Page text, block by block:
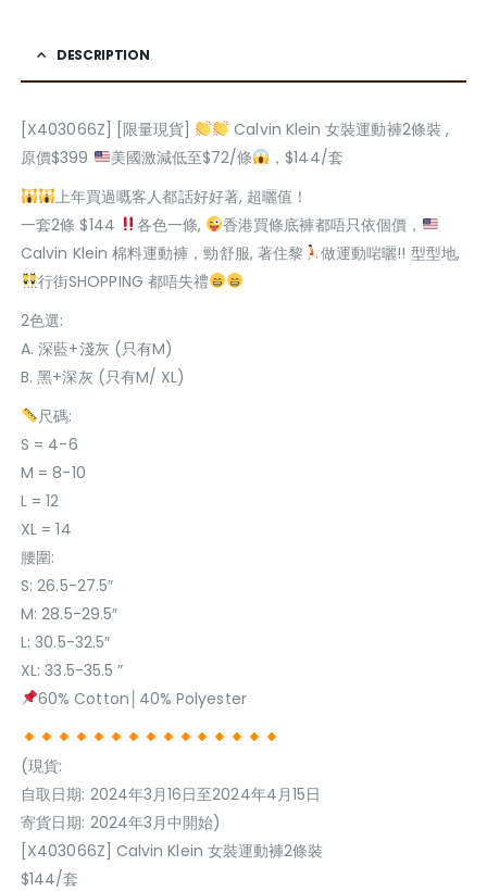
DESCRIPTION
[X403066Z] [限量現貨]
Calvin Klein 女裝運動褲2條裝 ,
原價$399
美國激減低至$72/條
，$144/套
上年買過嘅客人都話好好著, 超曬值！
一套2條 $144
各色一條,
香港買條底褲都唔只依個價，
Calvin Klein 棉料運動褲，勁舒服, 著住黎
做運動啱曬!! 型型地,
行街SHOPPING 都唔失禮
2色選:
A. 深藍+淺灰 (只有M)
B. 黑+深灰 (只有M/ XL)
尺碼:
S = 4-6
M = 8-10
L = 12
XL = 14
腰圍:
S: 26.5-27.5″
M: 28.5-29.5″
L: 30.5-32.5″
XL: 33.5-35.5 ”
60% Cotton│40% Polyester
(現貨:
自取日期: 2024年3月16日至2024年4月15日
寄貨日期: 2024年3月中開始)
[X403066Z] Calvin Klein 女裝運動褲2條裝
$144/套